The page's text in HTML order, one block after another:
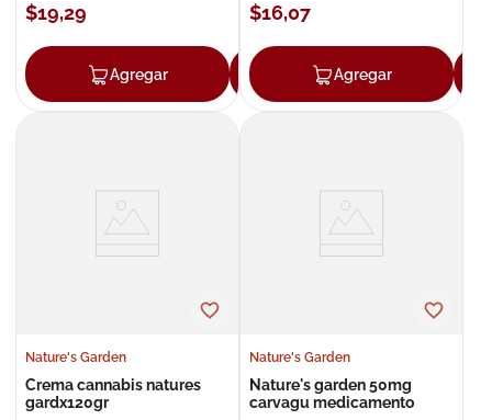
$19,29
Agregar Agregar
$16,07
Agregar
Nature's Garden
Crema cannabis natures
gardx120gr
Nature's Garden
Nature's garden 50mg
carvagu medicamento